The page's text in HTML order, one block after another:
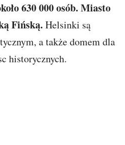
630 000 osób. Miasto
Fińską. Helsinki są
a także domem dla
historycznych.